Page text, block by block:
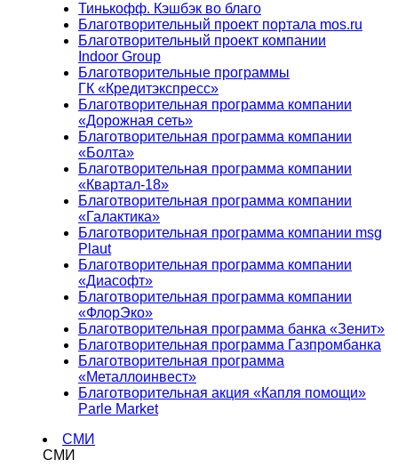
Тинькофф. Кэшбэк во благо
Благотворительный проект портала mos.ru
Благотворительный проект компании
Indoor Group
Благотворительные программы
ГК «Кредитэкспресс»
Благотворительная программа компании
«Дорожная сеть»
Благотворительная программа компании
«Болта»
Благотворительная программа компании
«Квартал-18»
Благотворительная программа компании
«Галактика»
Благотворительная программа компании msg
Plaut
Благотворительная программа компании
«Диасофт»
Благотворительная программа компании
«ФлорЭко»
Благотворительная программа банка «Зенит»
Благотворительная программа Газпромбанка
Благотворительная программа
«Металлоинвест»
Благотворительная акция «Капля помощи»
Parle Market
СМИ
СМИ